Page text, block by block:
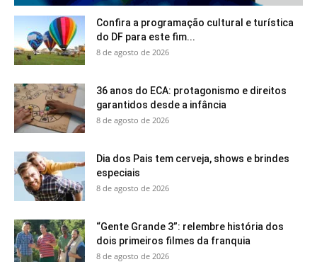
Confira a programação cultural e turística
do DF para este fim...
8 de agosto de 2026
36 anos do ECA: protagonismo e direitos
garantidos desde a infância
8 de agosto de 2026
Dia dos Pais tem cerveja, shows e brindes
especiais
8 de agosto de 2026
“Gente Grande 3”: relembre história dos
dois primeiros filmes da franquia
8 de agosto de 2026